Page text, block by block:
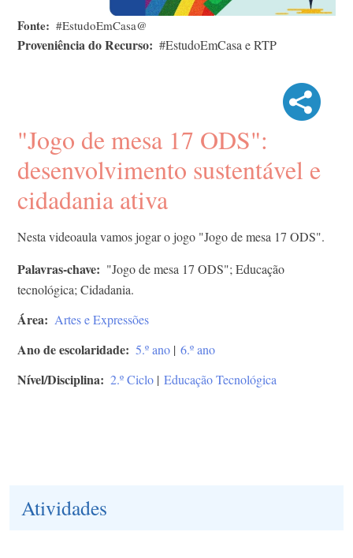
Fonte #EstudoEmCasa@
Proveniência do Recurso #EstudoEmCasa e RTP
"Jogo de mesa 17 ODS":
desenvolvimento sustentável e
cidadania ativa
Nesta videoaula vamos jogar o jogo "Jogo de mesa 17 ODS".
Palavras-chave
"Jogo de mesa 17 ODS"; Educação
tecnológica; Cidadania.
Área Artes e Expressões
Ano de escolaridade 5.º ano | 6.º ano
Nível/Disciplina 2.º Ciclo | Educação Tecnológica
Atividades